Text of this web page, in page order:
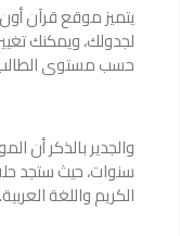
يتميز موقع قرآن أون
لجدولك، ويمكنك
حسب مستوى
سنوات، حيث ستجد
الكريم واللغة العربية.